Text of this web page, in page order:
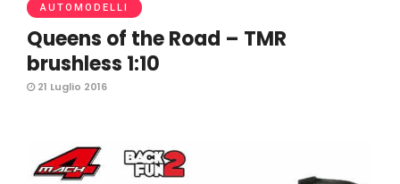
AUTOMODELLI
Queens of the Road – TMR
brushless 1:10
21 Luglio 2016